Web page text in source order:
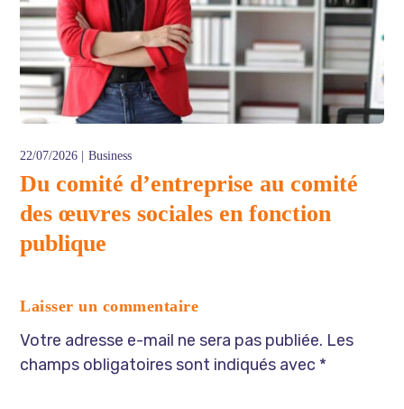
22/07/2026 Business
Du comité d’entreprise au comité
des œuvres sociales en fonction
publique
Laisser un commentaire
Votre adresse e-mail ne sera pas publiée. Les
champs obligatoires sont indiqués avec *